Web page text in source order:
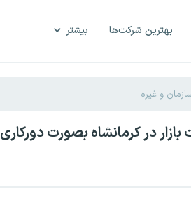
بهترین شرکت‌ها بیشتر
در کرمانشاه بصورت دورکاری